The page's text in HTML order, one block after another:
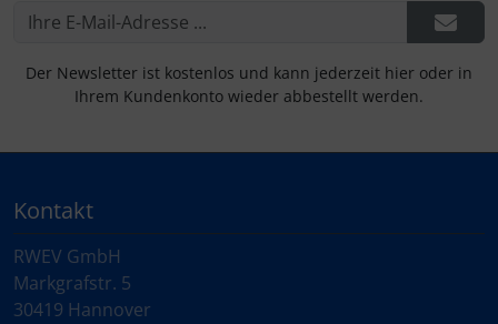
Der Newsletter ist kostenlos und kann jederzeit hier oder in
Ihrem Kundenkonto wieder abbestellt werden.
Kontakt
RWEV GmbH
Markgrafstr. 5
30419 Hannover